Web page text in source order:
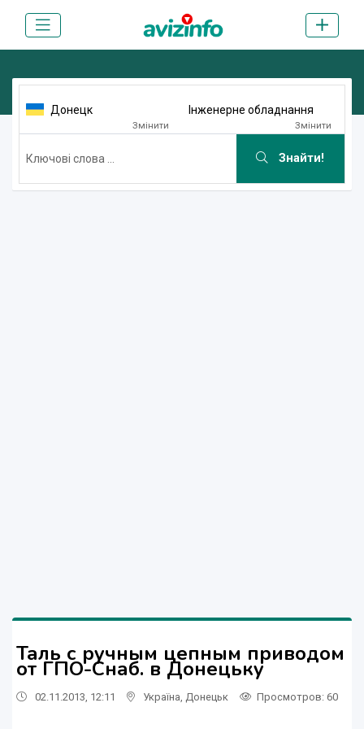
Донецк
Змінити
Інженерне обладнання
Змінити
Знайти!
Таль с ручным цепным приводом
от ГПО-Снаб. в Донецьку
02.11.2013, 12:11 Україна Донецьк Просмотров: 60